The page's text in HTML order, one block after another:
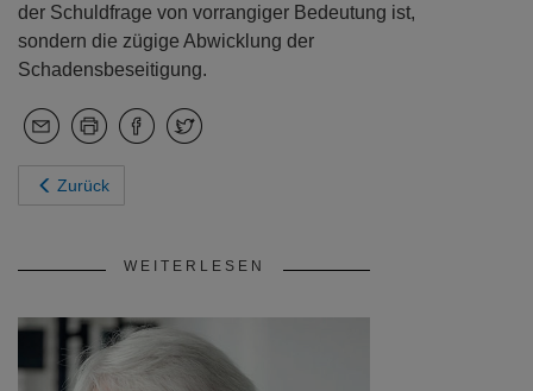
der Schuldfrage von vorrangiger Bedeutung ist,
sondern die zügige Abwicklung der
Schadensbeseitigung.
Zurück
WEITERLESEN